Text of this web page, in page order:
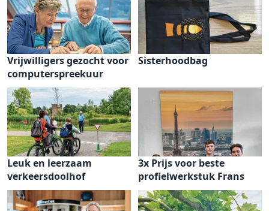
Vrijwilligers gezocht voor
computerspreekuur
Sisterhoodbag
Leuk en leerzaam
verkeersdoolhof
3x Prijs voor beste
profielwerkstuk Frans